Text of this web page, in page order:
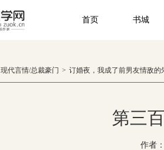
首页 书城
现代言情/总裁豪门 > 订婚夜，我成了前男友情敌的
第三
作者